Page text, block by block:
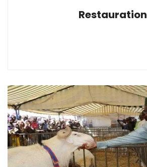
Restauration